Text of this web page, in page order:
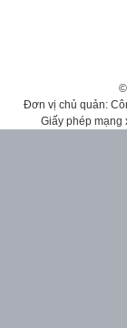
Đơn vị chủ quản:
Giấy phép mạng